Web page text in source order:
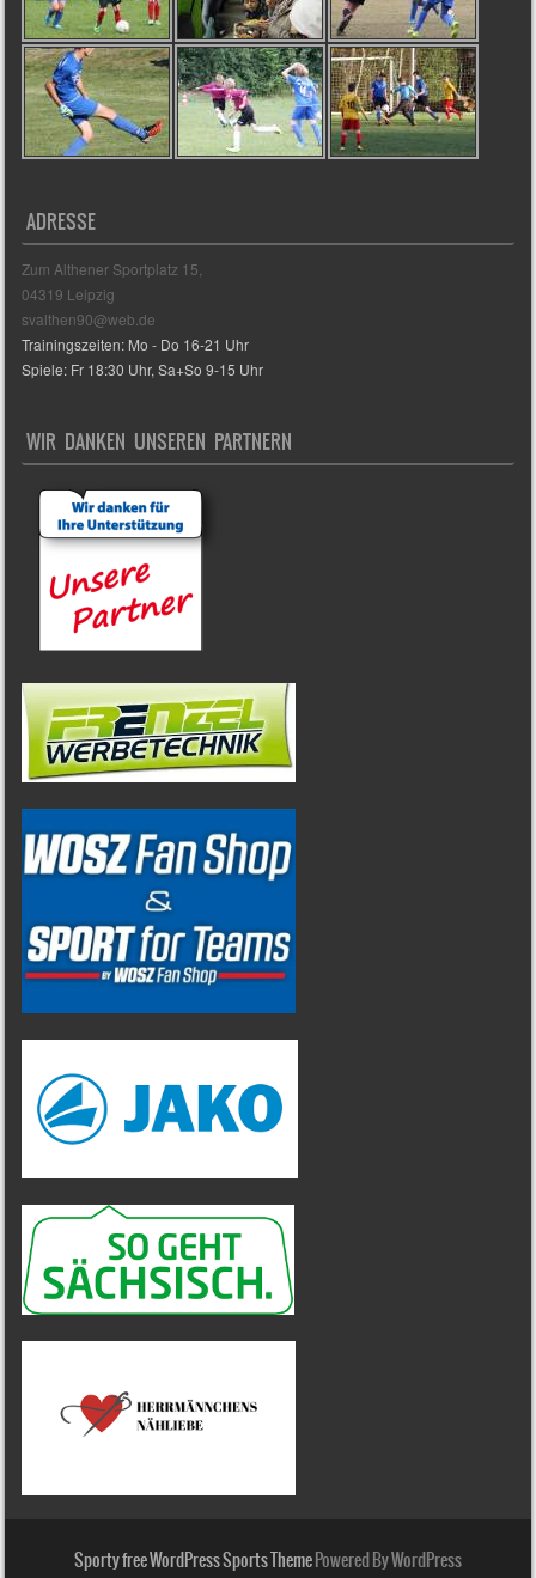
ADRESSE
Zum Althener Sportplatz 15,
04319 Leipzig
svalthen90@web.de
Trainingszeiten: Mo - Do 16-21 Uhr
Spiele: Fr 18:30 Uhr, Sa+So 9-15 Uhr
WIR DANKEN UNSEREN PARTNERN
Sporty free WordPress Sports ThemePowered By WordPress